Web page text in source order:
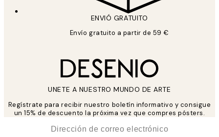
ENVIÓ GRATUITO
Envío gratuito a partir de 59 €
UNETE A NUESTRO MUNDO DE ARTE
Regístrate para recibir nuestro boletín informativo y consigue
un 15% de descuento la próxima vez que compres pósters.